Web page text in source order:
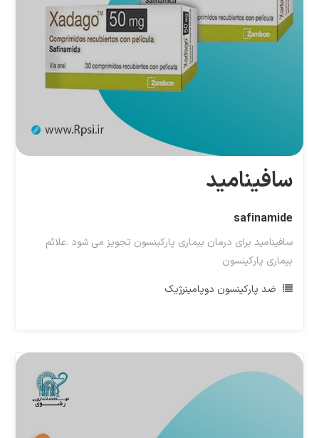
سافینامید
safinamide
سافینامید برای درمان بیماری پارکینسون تجویز می شود .علائم
بیماری پارکینسون
ضد پارکینسون دوپامینرژیک